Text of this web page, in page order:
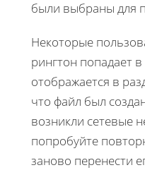
были выбраны для
Некоторые
рингтон попадает
отображается в
что файл был
возникли сетевые
попробуйте
заново перенести